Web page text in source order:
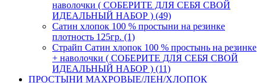
наволочки ( СОБЕРИТЕ ДЛЯ СЕБЯ СВОЙ
ИДЕАЛЬНЫЙ НАБОР ) (49)
Сатин хлопок 100 % простыни на резинке
плотность 125гр. (1)
Страйп Сатин хлопок 100 % простынь на резинке
+ наволочки ( СОБЕРИТЕ ДЛЯ СЕБЯ СВОЙ
ИДЕАЛЬНЫЙ НАБОР ) (11)
ПРОСТЫНИ МАХРОВЫЕ/ЛЕН/ХЛОПОК